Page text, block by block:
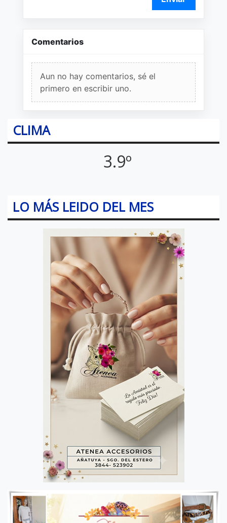
Comentarios
Aun no hay comentarios, sé el
primero en escribir uno.
CLIMA
3.9º
LO MÁS LEIDO DEL MES